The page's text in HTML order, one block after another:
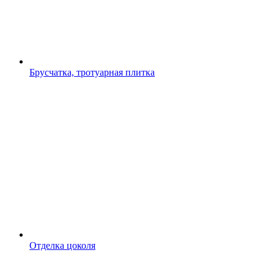
Брусчатка, тротуарная плитка
Отделка цоколя